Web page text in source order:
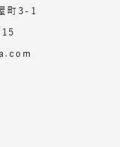
町3-1